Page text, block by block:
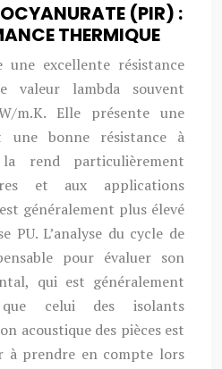
(PIR) :
THERMIQUE
une excellente résistance
valeur lambda souvent
m.K. Elle présente une
une bonne résistance à
rend particulièrement
et aux applications
généralement plus élevé
PU. L’analyse du cycle de
pour évaluer son
qui est généralement
celui des isolants
acoustique des pièces est
à prendre en compte lors